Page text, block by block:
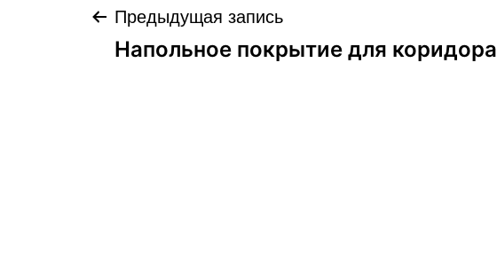
Навигация
Предыдущая запись
Напольное покрытие для коридора